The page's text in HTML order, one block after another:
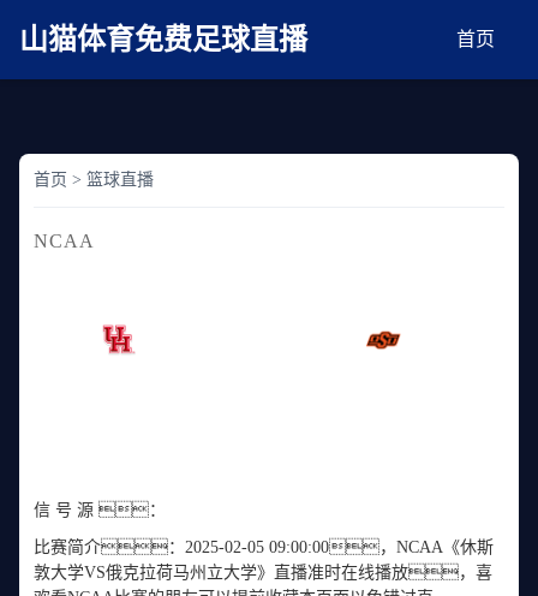
AV在线无码麻豆
山猫体育免费足球直播 首页
首页 > 篮球直播
NCAA
信 号 源 ：
比赛简介：2025-02-05 09:00:00，NCAA《休斯
敦大学VS俄克拉荷马州立大学》直播准时在线播放，喜